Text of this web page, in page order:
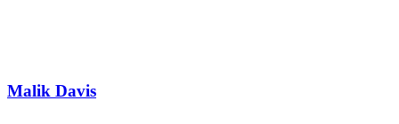
Malik Davis